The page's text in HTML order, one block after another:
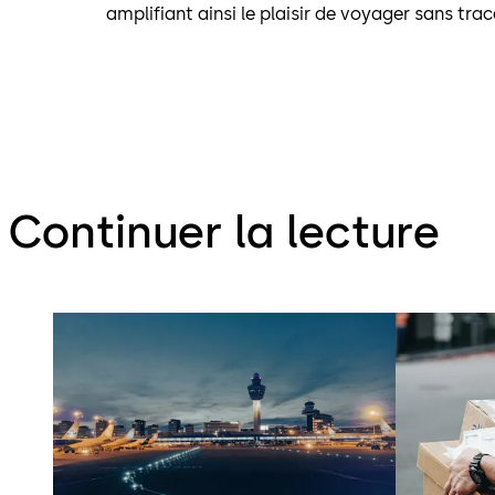
amplifiant ainsi le plaisir de voyager sans
Continuer la lecture